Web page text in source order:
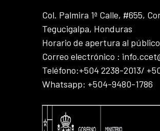
Col. Palmira 1ª Calle, #655,
Tegucigalpa, Honduras
Horario de apertura al
Correo electrónico :
Teléfono:+504 2238-2013/
Whatsapp: +504-9480-1786